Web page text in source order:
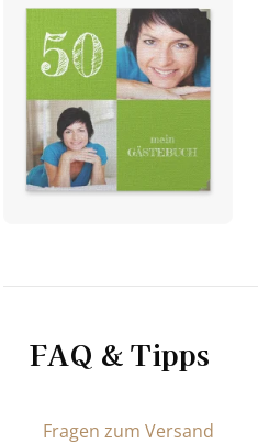
FAQ & Tipps
Fragen zum Versand